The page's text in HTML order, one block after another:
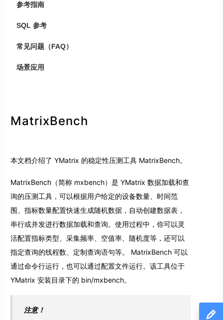
参考指南
SQL 参考
常见问题（FAQ）
场景应用
MatrixBench
本文档介绍了 YMatrix 的稳定性压测工具 MatrixBench。
MatrixBench（简称 mxbench）是 YMatrix 数据加载和查
询的压测工具，可以根据用户给定的设备数量、时间范
围、指标数量配置快速生成随机数据，自动创建数据表，
串行或并发进行数据加载和查询。使用过程中，你可以灵
活配置指标类型、采集频率、空值率、随机度等，还可以
指定查询的线程数、定制查询语句等。 MatrixBench 可以
通过命令行运行，也可以通过配置文件运行。该工具位于
YMatrix 安装目录下的 bin/mxbench。
注意！